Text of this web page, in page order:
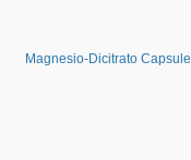
Magnesio-Dicitrato Capsule